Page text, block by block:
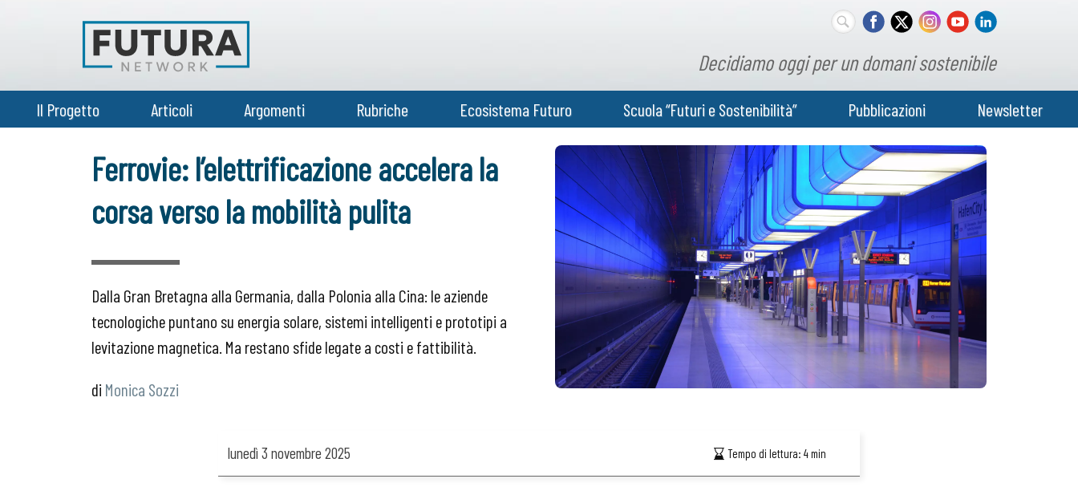
Decidiamo oggi per un domani sostenibile
Il Progetto Articoli Argomenti Rubriche Ecosistema Futuro Scuola “Futuri e Sostenibilità” Pubblicazioni Newsletter
Ferrovie: l’elettrificazione accelera la
corsa verso la mobilità pulita
Dalla Gran Bretagna alla Germania, dalla Polonia alla Cina: le aziende
tecnologiche puntano su energia solare, sistemi intelligenti e prototipi a
levitazione magnetica. Ma restano sfide legate a costi e fattibilità.
Monica Sozzi
lunedì 3 novembre 2025 Tempo di lettura:4min